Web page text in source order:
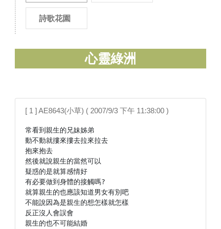
詩歌花園
心靈綠洲
[ 1 ] AE8643(小草) ( 2007/9/3 下午 11:38:00 )
常看到親生的兄妹姊弟
動不動就摟來摟去拉來拉去
抱來抱去
然後就說親生的當然可以
疑惑的是就算感情好
有必要做到身體的接觸嗎?
就算親生的也應該知道男女有別吧
不能說因為是親生的想怎樣就怎樣
反正沒人會誤會
親生的也不可能結婚